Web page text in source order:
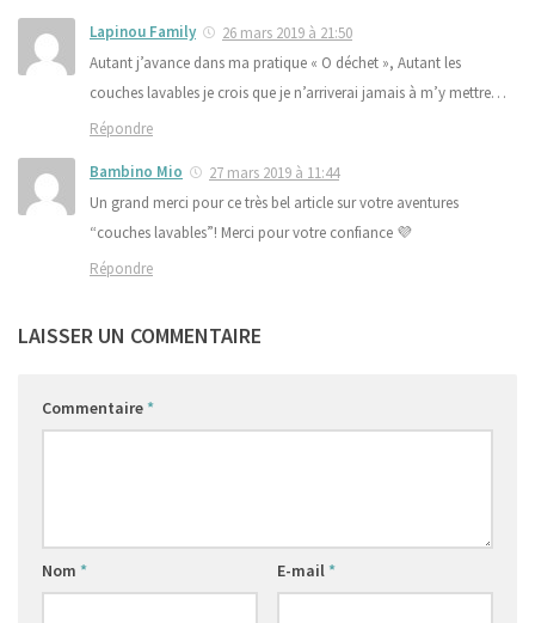
Lapinou Family
26 mars 2019 à 21:50
Autant j’avance dans ma pratique « O déchet », Autant les
couches lavables je crois que je n’arriverai jamais à m’y mettre…
Répondre
Bambino Mio
27 mars 2019 à 11:44
Un grand merci pour ce très bel article sur votre aventures
“couches lavables”! Merci pour votre confiance 💜
Répondre
LAISSER UN COMMENTAIRE
Commentaire *
Nom * E-mail *